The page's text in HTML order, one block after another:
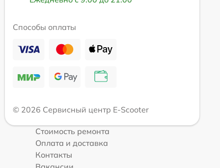
Способы оплаты
© 2026 Сервисный центр E-Scooter
Стоимость ремонта
Оплата и доставка
Контакты